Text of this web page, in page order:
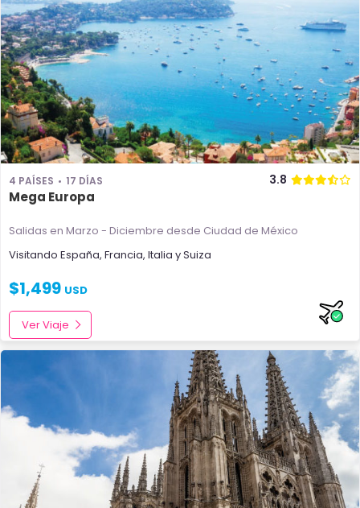
4 PAÍSES 17 DÍAS 3.8
Mega Europa
Salidas en Marzo - Diciembre desde Ciudad de México
Visitando España, Francia, Italia ySuiza
$1,499 USD
Ver Viaje